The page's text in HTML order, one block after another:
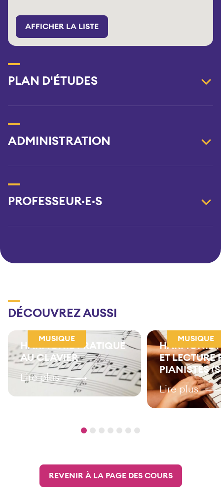
AFFICHER LA LISTE
PLAN D'ÉTUDES
ADMINISTRATION
PROFESSEUR·E·S
DÉCOUVREZ AUSSI
MUSIQUE
HARMONIE PRATIQUE
AU CLAVIER
Lire plus
MUSIQUE
HARMONIE
ET LECTURE
PIANISTES
Lire plus
REVENIR À LA PAGE DES COURS